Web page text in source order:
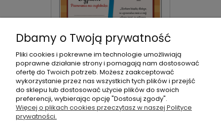
Dyplom: Pasowania na
Czytelnika (Książka) -wzór
14
Dbamy o Twoją prywatność
Pliki cookies i pokrewne im technologie umożliwiają
poprawne działanie strony i pomagają nam dostosować
ofertę do Twoich potrzeb. Możesz zaakceptować
wykorzystanie przez nas wszystkich tych plików i przejść
do sklepu lub dostosować użycie plików do swoich
preferencji, wybierając opcję "Dostosuj zgody".
Więcej o plikach cookies przeczytasz w naszej Polityce
prywatności.